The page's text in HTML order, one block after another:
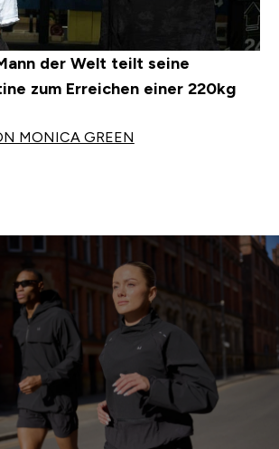
der Welt teilt seine
zum Erreichen einer 220kg
MONICA GREEN